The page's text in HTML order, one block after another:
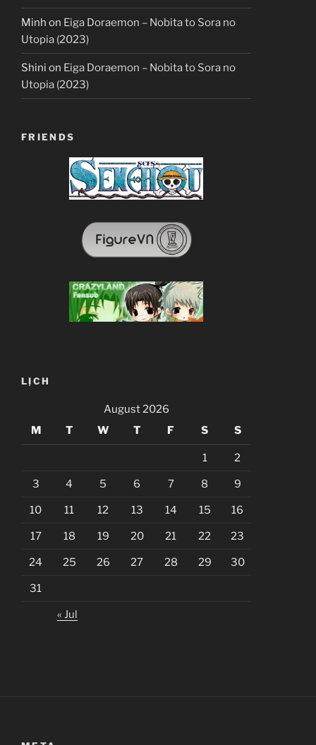
Minh on Eiga Doraemon – Nobita to Sora no
Utopia (2023)
Shini on Eiga Doraemon – Nobita to Sora no
Utopia (2023)
FRIENDS
LỊCH
August 2026
M
T W T F S S
1 2
3 4 5 6 7 8 9
10 11 12 13 14 15 16
17 18 19 20 21 22 23
24 25 26 27 28 29 30
31
« Jul